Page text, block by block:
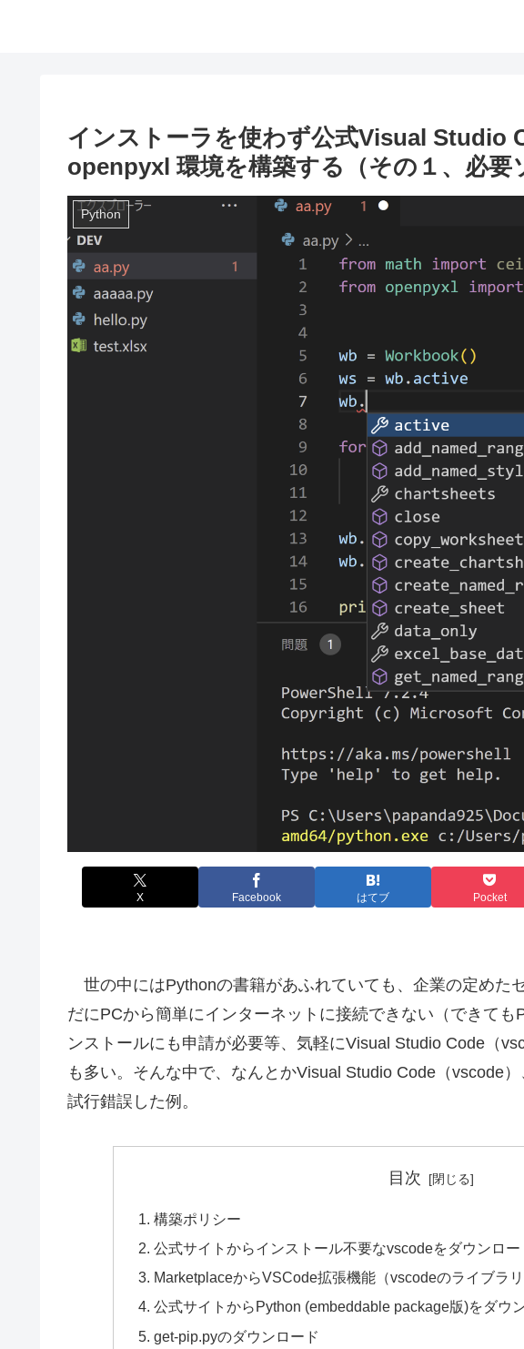
インストーラを使わず公式Visual Studio
openpyxl 環境を構築する（その１、必要
Python
X Facebook はてブ Pocket
世の中にはPythonの書籍があふれていても、企業の定めた
だにPCから簡単にインターネットに接続できない（できても
ンストールにも申請が必要等、気軽にVisual Studio Code（
も多い。そんな中で、なんとかVisual Studio Code（vscode
試行錯誤した例。
目次
構築ポリシー
公式サイトからインストール不要なvscodeをダウンロー
MarketplaceからVSCode拡張機能（vscodeのライブラ
公式サイトからPython (embeddable package版)をダウ
get-pip.pyのダウンロード